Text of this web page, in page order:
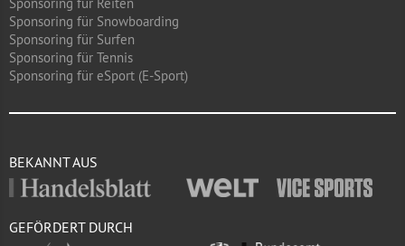
Sponsoring für Snowboarding
Sponsoring für Surfen
Sponsoring für Tennis
Sponsoring für eSport (E-Sport)
BEKANNT AUS
GEFÖRDERT DURCH